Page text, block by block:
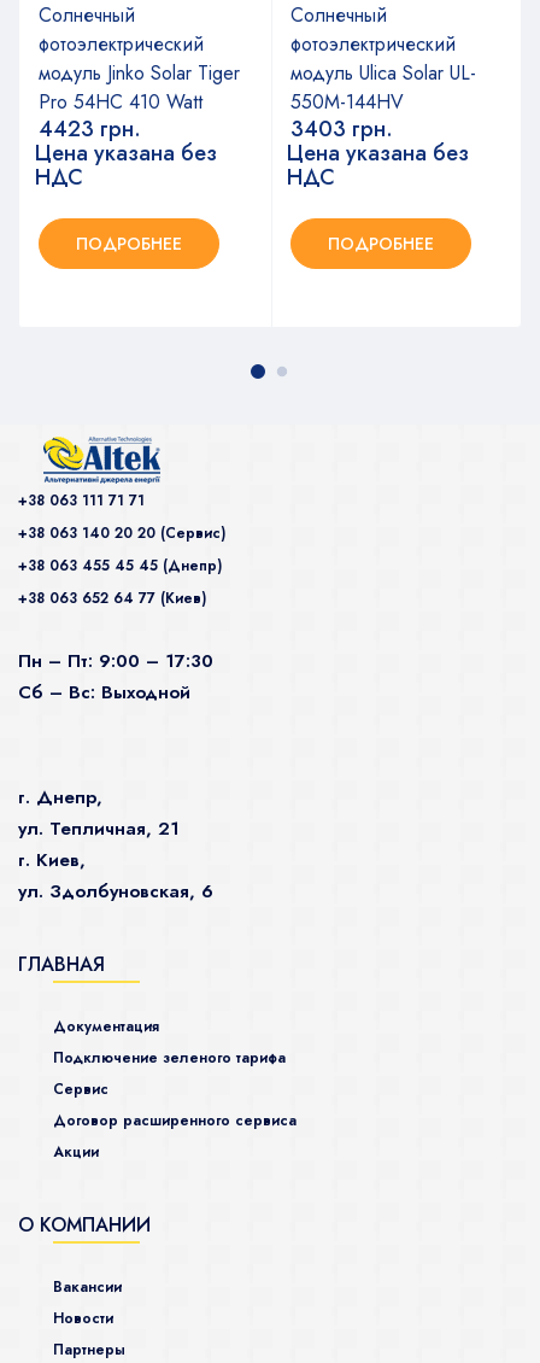
Солнечный
фотоэлектрический
модуль Jinko Solar Tiger
Pro 54НС 410 Watt
4423 грн.
Цена указана без
НДС
ПОДРОБНЕЕ
Солнечный
фотоэлектрический
модуль Ulica Solar UL-
550M-144HV
3403 грн.
Цена указана без
НДС
ПОДРОБНЕЕ
+38 063 111 71 71
+38 063 140 20 20 (Сервис)
+38 063 455 45 45 (Днепр)
+38 063 652 64 77 (Киев)
Пн – Пт: 9:00 – 17:30
Сб – Вс: Выходной
г. Днепр,
ул. Тепличная, 21
г. Киев,
ул. Здолбуновская, 6
ГЛАВНАЯ
Документация
Подключение зеленого тарифа
Сервис
Договор расширенного сервиса
Акции
О КОМПАНИИ
Вакансии
Новости
Партнеры